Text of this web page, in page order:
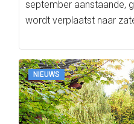
september aanstaande,
wordt verplaatst naar
NIEUWS